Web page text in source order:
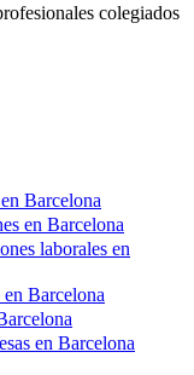
colegiados
Barcelona
en Barcelona
laborales en
Barcelona
en Barcelona